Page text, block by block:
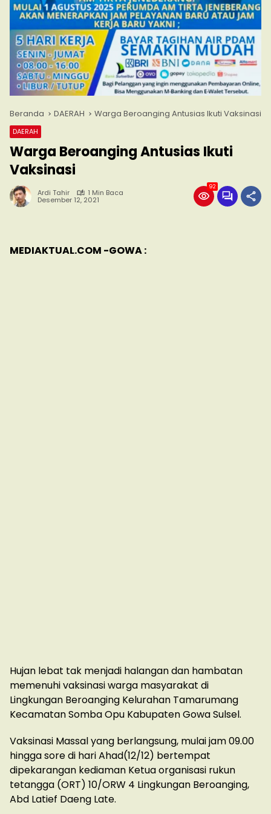
Beranda DAERAH Warga Beroanging Antusias Ikuti Vaksinasi
DAERAH
Warga Beroanging Antusias Ikuti
Vaksinasi
Ardi Tahir 1 Min Baca
Desember 12, 2021
92
MEDIAKTUAL.COM -GOWA :
Hujan lebat tak menjadi halangan dan hambatan
memenuhi vaksinasi warga masyarakat di
Lingkungan Beroanging Kelurahan Tamarumang
Kecamatan Somba Opu Kabupaten Gowa Sulsel.
Vaksinasi Massal yang berlangsung, mulai jam 09.00
hingga sore di hari Ahad(12/12) bertempat
dipekarangan kediaman Ketua organisasi rukun
tetangga (ORT) 10/ORW 4 Lingkungan Beroanging,
Abd Latief Daeng Late.